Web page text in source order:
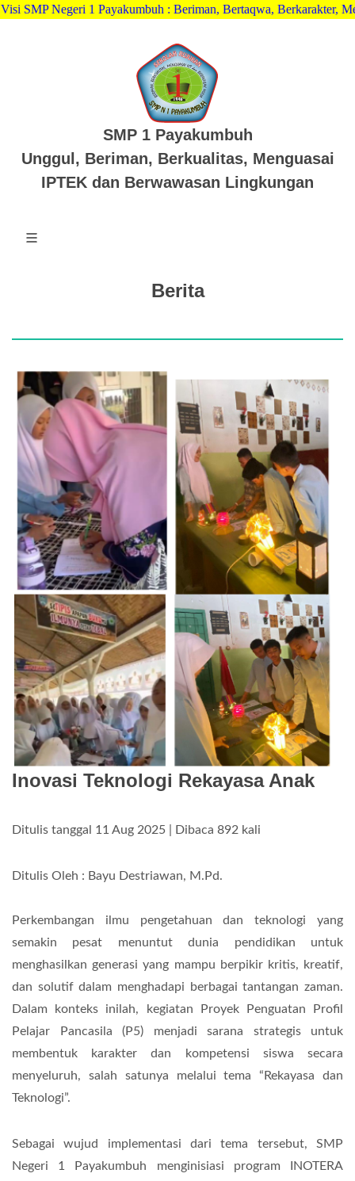
Negeri 1 Payakumbuh : Beriman, Bertaqwa, Berkarakter,
SMP 1 Payakumbuh
Unggul, Beriman, Berkualitas, Menguasai
IPTEK dan Berwawasan Lingkungan
Berita
Inovasi Teknologi Rekayasa Anak
Ditulis tanggal 11 Aug 2025 | Dibaca 892 kali
Ditulis Oleh : Bayu Destriawan, M.Pd.
Perkembangan ilmu pengetahuan dan teknologi yang
semakin pesat menuntut dunia pendidikan untuk
menghasilkan generasi yang mampu berpikir kritis, kreatif,
dan solutif dalam menghadapi berbagai tantangan zaman.
Dalam konteks inilah, kegiatan Proyek Penguatan Profil
Pelajar Pancasila (P5) menjadi sarana strategis untuk
membentuk karakter dan kompetensi siswa secara
menyeluruh, salah satunya melalui tema “Rekayasa dan
Teknologi”.
Sebagai wujud implementasi dari tema tersebut, SMP
Negeri 1 Payakumbuh menginisiasi program INOTERA